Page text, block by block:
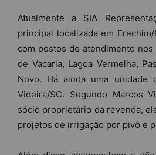
Atualmente a SIA
principal localizada em
com postos de atendimento
de Vacaria, Lagoa Vermelha,
Novo. Há ainda uma unidade
Videira/SC. Segundo Marcos
sócio proprietário da revenda,
projetos de irrigação por pivô e